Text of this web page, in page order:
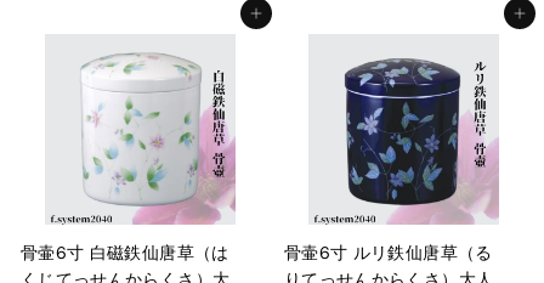
,
6
5
0
,
6
5
0
カートに入れる
骨壷6寸 白磁鉄仙唐草（は
カートに入れる
骨壷6寸 ルリ鉄仙唐草（る